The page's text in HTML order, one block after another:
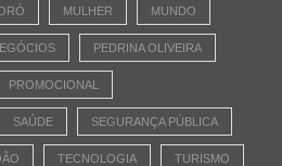
MULHER MUNDO
PEDRINA OLIVEIRA
PROMOCIONAL
SAÚDE SEGURANÇA PÚBLICA
TECNOLOGIA TURISMO